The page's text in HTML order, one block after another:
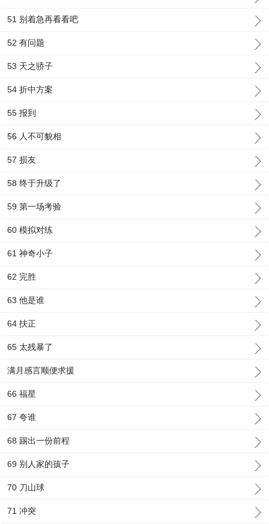
51 别着急再看看吧
52 有问题
53 天之骄子
54 折中方案
55 报到
56 人不可貌相
57 损友
58 终于升级了
59 第一场考验
60 模拟对练
61 神奇小子
62 完胜
63 他是谁
64 扶正
65 太残暴了
满月感言顺便求援
66 福星
67 夸谁
68 踢出一份前程
69 别人家的孩子
70 刀山球
71 冲突